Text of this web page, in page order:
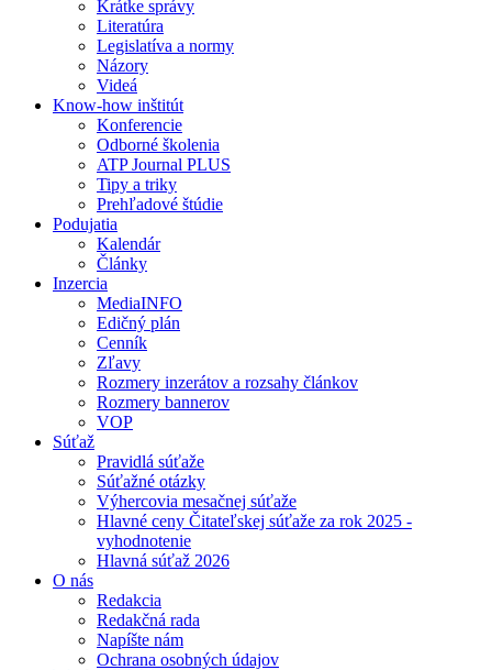
Krátke správy
Literatúra
Legislatíva a normy
Názory
Videá
Know-how inštitút
Konferencie
Odborné školenia
ATP Journal PLUS
Tipy a triky
Prehľadové štúdie
Podujatia
Kalendár
Články
Inzercia
MediaINFO
Edičný plán
Cenník
Zľavy
Rozmery inzerátov a rozsahy článkov
Rozmery bannerov
VOP
Súťaž
Pravidlá súťaže
Súťažné otázky
Výhercovia mesačnej súťaže
Hlavné ceny Čitateľskej súťaže za rok 2025 -
vyhodnotenie
Hlavná súťaž 2026
O nás
Redakcia
Redakčná rada
Napíšte nám
Ochrana osobných údajov